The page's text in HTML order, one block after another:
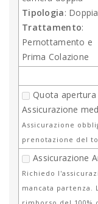
Tipologia: Doppia
Trattamento:
Pernottamento e
Prima Colazione
Quota
Assicurazione
Assicurazione
prenotazione del
Assicurazione
Richiedo
mancata partenza.